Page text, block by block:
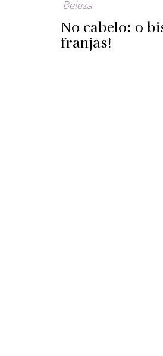
Beleza
No cabelo: o
franjas!